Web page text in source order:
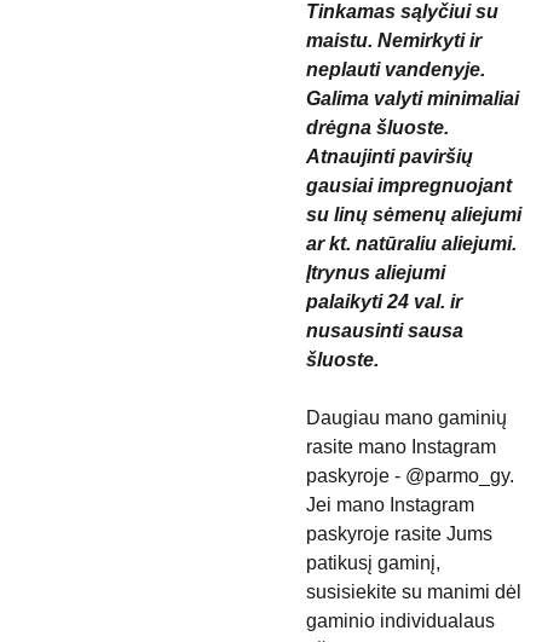
Tinkamas sąlyčiui su
maistu. Nemirkyti ir
neplauti vandenyje.
Galima valyti minimaliai
drėgna šluoste.
Atnaujinti paviršių
gausiai impregnuojant
su linų sėmenų aliejumi
ar kt. natūraliu aliejumi.
Įtrynus aliejumi
palaikyti 24 val. ir
nusausinti sausa
šluoste.
Daugiau mano gaminių
rasite mano Instagram
paskyroje - @parmo_gy.
Jei mano Instagram
paskyroje rasite Jums
patikusį gaminį,
susisiekite su manimi dėl
gaminio individualaus